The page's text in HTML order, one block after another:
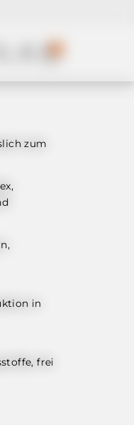
zum
in
frei